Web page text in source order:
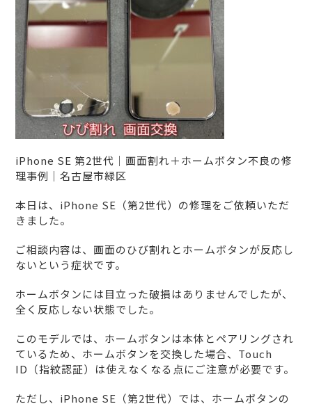
iPhone SE 第2世代｜画面割れ＋ホームボタン不良の修
理事例｜名古屋市緑区
本日は、iPhone SE（第2世代）の修理をご依頼いただ
きました。
ご相談内容は、画面のひび割れとホームボタンが反応し
ないという症状です。
ホームボタンには目立った破損はありませんでしたが、
全く反応しない状態でした。
このモデルでは、ホームボタンは本体とペアリングされ
ているため、ホームボタンを交換した場合、Touch
ID（指紋認証）は使えなくなる点にご注意が必要です。
ただし、iPhone SE（第2世代）では、ホームボタンの